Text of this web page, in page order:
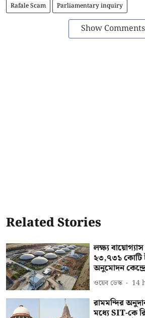
Rafale Scam
Parliamentary inquiry
Show Comments
Related Stories
লক্ষ্য
২৩,৭৩১ কোটি
অনুমোদন
ওয়েব ডেস্ক 14
রামমন্দির
মধ্যে SIT-কে